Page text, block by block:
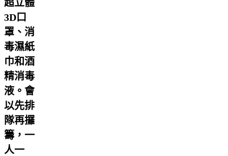
超立體
3D口
罩、消
毒濕紙
巾和酒
精消毒
液。會
以先排
隊再攞
籌，一
人一